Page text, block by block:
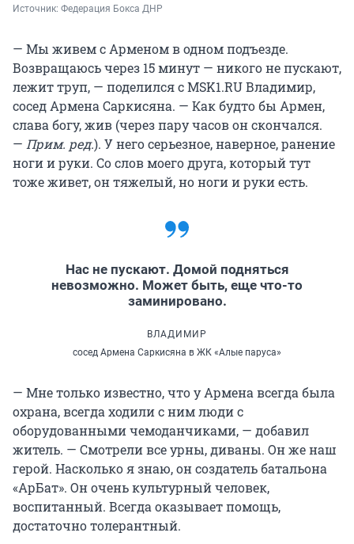
Источник: Федерация Бокса ДНР
— Мы живем с Арменом в одном подъезде.
Возвращаюсь через 15 минут — никого не пускают,
лежит труп, — поделился с MSK1.RU Владимир,
сосед Армена Саркисяна. — Как будто бы Армен,
слава богу, жив (через пару часов он скончался.
— Прим. ред.). У него серьезное, наверное, ранение
ноги и руки. Со слов моего друга, который тут
тоже живет, он тяжелый, но ноги и руки есть.
Нас не пускают. Домой подняться
невозможно. Может быть, еще что-то
заминировано.
ВЛАДИМИР
сосед Армена Саркисяна в ЖК «Алые паруса»
— Мне только известно, что у Армена всегда была
охрана, всегда ходили с ним люди с
оборудованными чемоданчиками, — добавил
житель. — Смотрели все урны, диваны. Он же наш
герой. Насколько я знаю, он создатель батальона
«АрБат». Он очень культурный человек,
воспитанный. Всегда оказывает помощь,
достаточно толерантный.